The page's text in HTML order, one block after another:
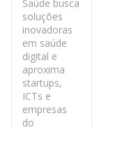
Saúde busca
soluções
inovadoras
em saúde
digital e
aproxima
startups,
ICTs e
empresas
do